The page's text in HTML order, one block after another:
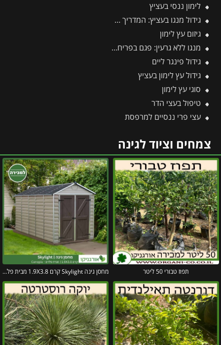
לימון ננסי בעציץ
גידול מנגו בעציץ: המדריך המלא למקסום פרי במרפסת ובגינה
גיזום עץ לימון
מנגו ללא גרעין: פגם בפריחה או יתרון אקזוטי?
גידול פינגר ליים
גידול עץ לימון בעציץ
סוגי עץ לימון
טיפול בעצי הדר
עצי פרי ננסיים למרפסת
צמחים וציוד לגינה
תפוז טבורי 50 ליטר מחסן גינה Skylight קרם 1.9X3.8 מבית פלרם – קנופיה